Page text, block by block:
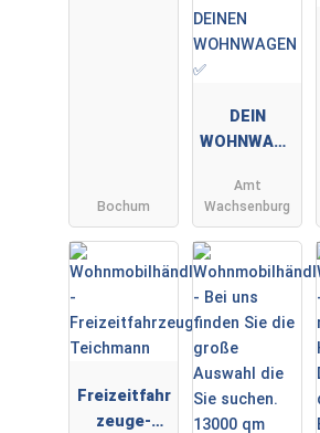
Bochum
DEIN
WOHNWAGE
Müller ✅
WIR KAUFEN
DEINEN
WOHNWAGE
N ✅
Amt
Wachsenburg
Freizeitfahr
zeuge-